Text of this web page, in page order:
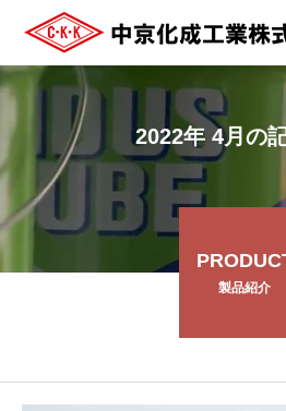
2022年 4月の
製品紹介